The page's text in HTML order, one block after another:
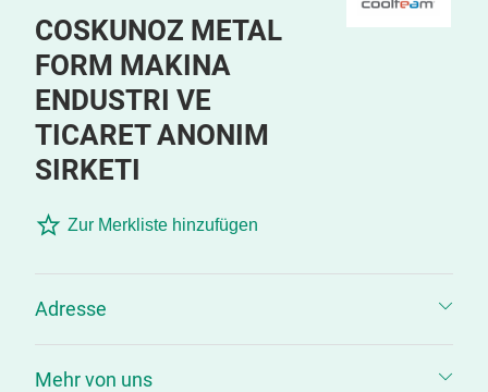
COSKUNOZ METAL
FORM MAKINA
ENDUSTRI VE
TICARET ANONIM
SIRKETI
Zur Merkliste hinzufügen
Adresse
Mehr von uns